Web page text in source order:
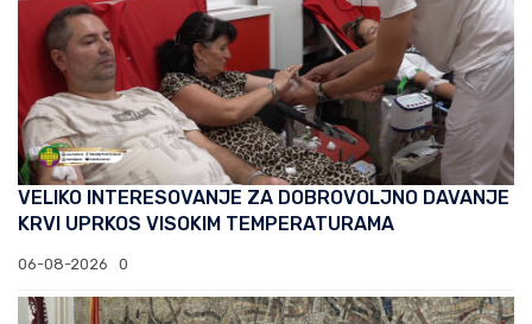
VELIKO INTERESOVANJE ZA DOBROVOLJNO DAVANJE
KRVI UPRKOS VISOKIM TEMPERATURAMA
06-08-2026 0